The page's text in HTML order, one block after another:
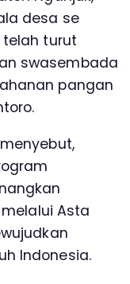
desa se
turut
swasembada
pangan
melalui Asta
Indonesia.